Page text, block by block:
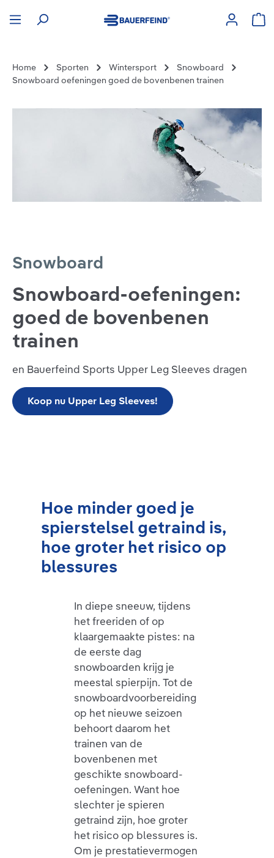
Home Sporten Wintersport
Snowboard
Snowboard oefeningen goed de bovenbenen trainen
Snowboard
Snowboard-oefeningen:
goed de bovenbenen
trainen
en Bauerfeind Sports Upper Leg Sleeves dragen
Koop nu Upper Leg Sleeves!
Hoe minder goed je
spierstelsel getraind is,
hoe groter het risico op
blessures
In diepe sneeuw, tijdens
het freeriden of op
klaargemaakte pistes: na
de eerste dag
snowboarden krijg je
meestal spierpijn. Tot de
snowboardvoorbereiding
op het nieuwe seizoen
behoort daarom het
trainen van de
bovenbenen met
geschikte snowboard-
oefeningen. Want hoe
slechter je spieren
getraind zijn, hoe groter
het risico op blessures is.
Om je prestatievermogen